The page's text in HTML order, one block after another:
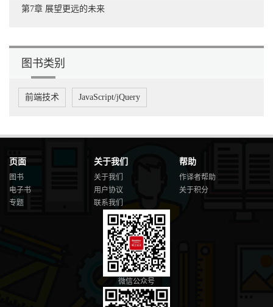
第7章 展望更远的未来
图书类别
前端技术 JavaScript/jQuery
页面
图书
电子书
专题
关于我们
关于我们
用户协议
联系我们
帮助
作译者帮助
关于积分
微信公众号